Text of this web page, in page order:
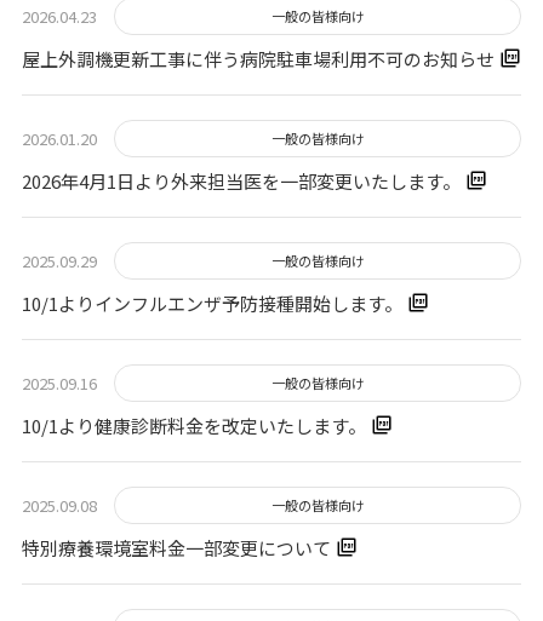
2026.04.23 一般の皆様向け
屋上外調機更新工事に伴う病院駐車場利用不可のお知らせ
2026.01.20 一般の皆様向け
2026年4月1日より外来担当医を一部変更いたします。
2025.09.29 一般の皆様向け
10/1よりインフルエンザ予防接種開始します。
2025.09.16 一般の皆様向け
10/1より健康診断料金を改定いたします。
2025.09.08 一般の皆様向け
特別療養環境室料金一部変更について